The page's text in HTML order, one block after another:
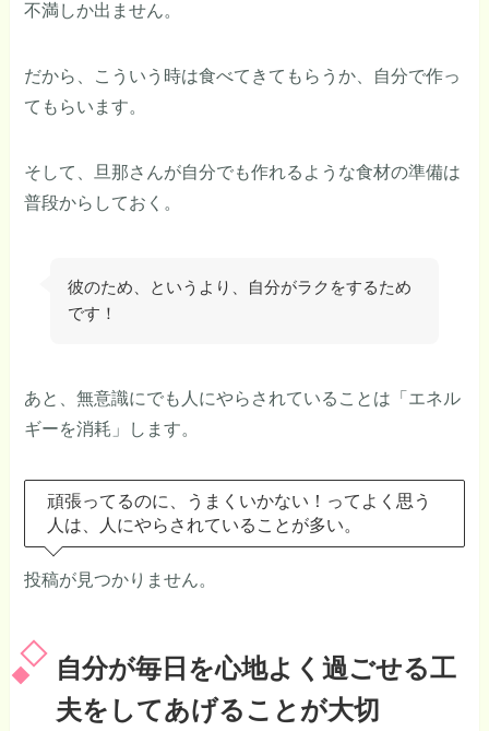
不満しか出ません。
だから、こういう時は食べてきてもらうか、自分で作っ
てもらいます。
そして、旦那さんが自分でも作れるような食材の準備は
普段からしておく。
彼のため、というより、自分がラクをするため
です！
あと、無意識にでも人にやらされていることは「エネル
ギーを消耗」します。
頑張ってるのに、うまくいかない！ってよく思う
人は、人にやらされていることが多い。
投稿が見つかりません。
自分が毎日を心地よく過ごせる工
夫をしてあげることが大切